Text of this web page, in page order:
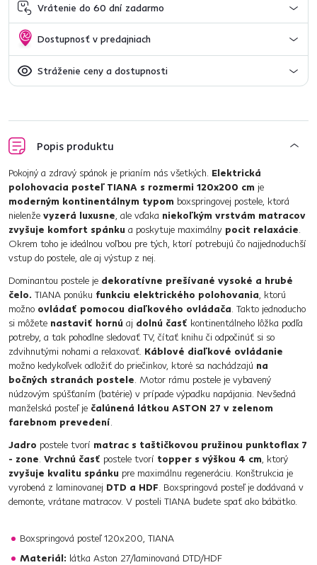
Vrátenie do 60 dní zadarmo
Dostupnosť v predajniach
Stráženie ceny a dostupnosti
Popis produktu
Pokojný a zdravý spánok je prianím nás všetkých. Elektrická
polohovacia posteľ TIANA s rozmermi 120x200 cm je
moderným kontinentálnym typom boxspringovej postele, ktorá
nielenže vyzerá luxusne, ale vďaka niekoľkým vrstvám matracov
zvyšuje komfort spánku a poskytuje maximálny pocit relaxácie.
Okrem toho je ideálnou voľbou pre tých, ktorí potrebujú čo najjednoduchší
vstup do postele, ale aj výstup z nej.
Dominantou postele je dekoratívne prešívané vysoké a hrubé
čelo. TIANA ponúku funkciu elektrického polohovania, ktorú
možno ovládať pomocou diaľkového ovládača. Takto jednoducho
si môžete nastaviť hornú aj dolnú časť kontinentálneho lôžka podľa
potreby, a tak pohodlne sledovať TV, čítať knihu či odpočinúť si so
zdvihnutými nohami a relaxovať. Káblové diaľkové ovládanie
možno kedykoľvek odložiť do priečinkov, ktoré sa nachádzajú na
bočných stranách postele. Motor rámu postele je vybavený
núdzovým spúšťaním (batérie) v prípade výpadku napájania. Nevšedná
manželská posteľ je čalúnená látkou ASTON 27 v zelenom
farebnom prevedení.
Jadro postele tvorí matrac s taštičkovou pružinou punktoflax 7
- zone. Vrchnú časť postele tvorí topper s výškou 4 cm, ktorý
zvyšuje kvalitu spánku pre maximálnu regeneráciu. Konštrukcia je
vyrobená z laminovanej DTD a HDF. Boxspringová posteľ je dodávaná v
demonte, vrátane matracov. V posteli TIANA budete spať ako bábätko.
Boxspringová posteľ 120x200, TIANA
Materiál: látka Aston 27/laminovaná DTD/HDF